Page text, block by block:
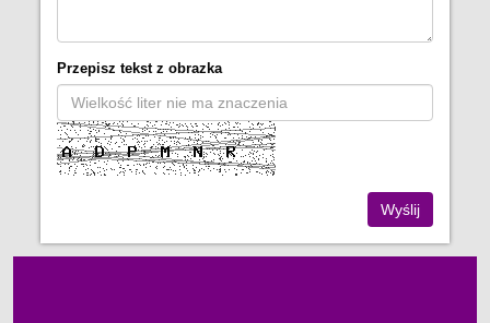
Przepisz tekst z obrazka